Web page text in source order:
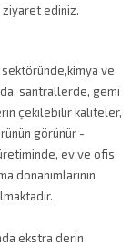
ziyaret ediniz.
sektöründe,kimya ve
santrallerde, gemi
çekilebilir kaliteler,
görünür -
ev ve ofis
donanımlarının
ekstra derin